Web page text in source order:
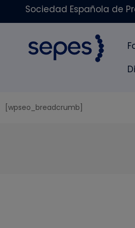
Sociedad Española de
[wpseo_breadcrumb]